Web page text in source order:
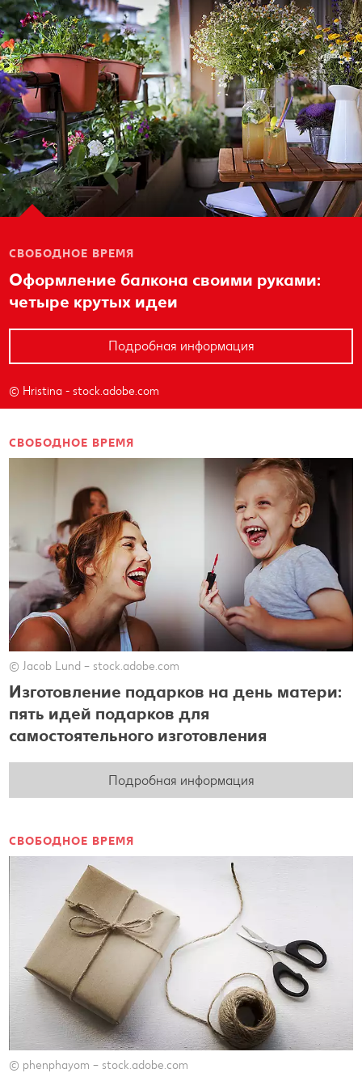
Готовим с удовольствием
Свободное время
красиво оформить свою
квартиру или подарить подарки
дорогим людям — здесь вы
найдете все необходимо для
вдохновения.
СВОБОДНОЕ ВРЕМЯ
© Hristina - stock.adobe.com
Оформление балкона своими руками:
четыре крутых идеи
Подробная информация
СВОБОДНОЕ ВРЕМЯ
© Jacob Lund – stock.adobe.com
Изготовление подарков на день матери:
пять идей подарков для
самостоятельного изготовления
Подробная информация
СВОБОДНОЕ ВРЕМЯ
© phenphayom – stock.adobe.com